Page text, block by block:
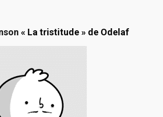
« La tristitude » de Odelaf